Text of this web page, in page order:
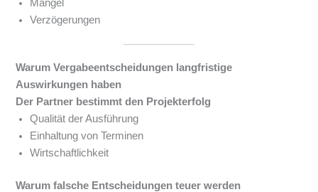
Mängel
Verzögerungen
Warum Vergabeentscheidungen langfristige
Auswirkungen haben
Der Partner bestimmt den Projekterfolg
Qualität der Ausführung
Einhaltung von Terminen
Wirtschaftlichkeit
Warum falsche Entscheidungen teuer werden